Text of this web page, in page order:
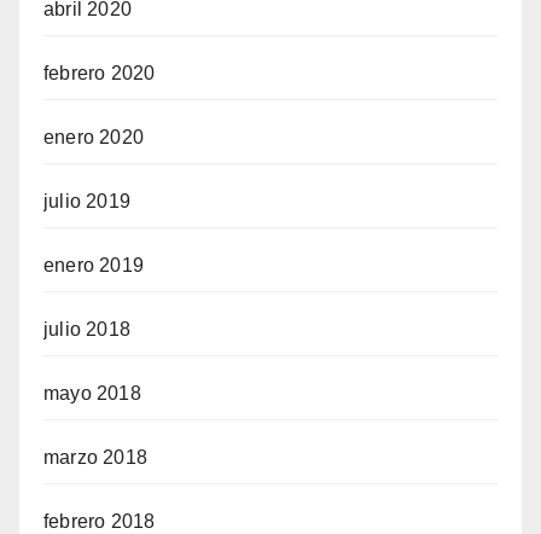
abril 2020
febrero 2020
enero 2020
julio 2019
enero 2019
julio 2018
mayo 2018
marzo 2018
febrero 2018